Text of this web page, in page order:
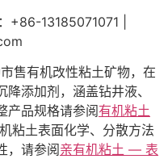
13185071071 |
售有机改性粘土矿物，在
添加剂，涵盖钻井液、
产品规格请参阅有机粘土
粘土表面化学、分散方法
，请参阅亲有机粘土 — 表